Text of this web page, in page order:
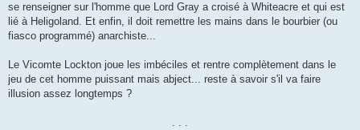
se renseigner sur l'homme que Lord Gray a croisé à Whiteacre et qui est
lié à Heligoland. Et enfin, il doit remettre les mains dans le bourbier (ou
fiasco programmé) anarchiste...
Le Vicomte Lockton joue les imbéciles et rentre complètement dans le
jeu de cet homme puissant mais abject... reste à savoir s'il va faire
illusion assez longtemps ?
. . .